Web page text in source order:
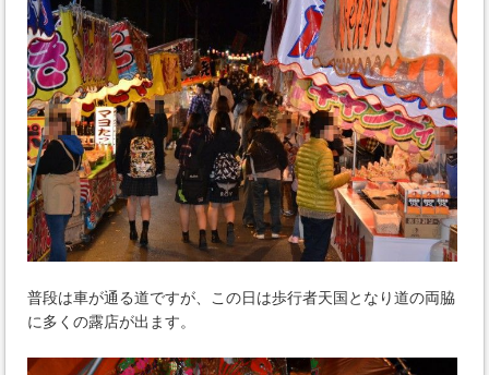
普段は車が通る道ですが、この日は歩行者天国となり道の両脇
に多くの露店が出ます。